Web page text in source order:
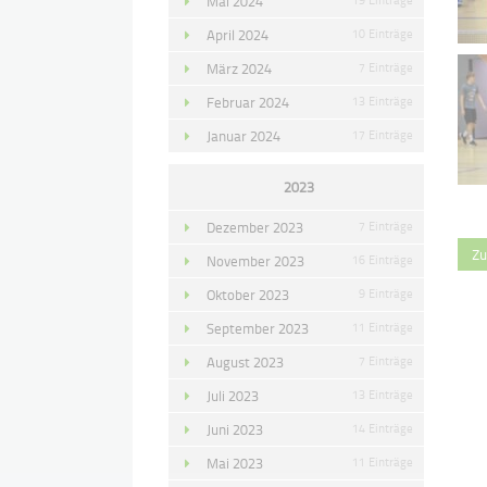
April 2024 10 Einträge
März 2024 7 Einträge
Februar 2024 13 Einträge
Januar 2024 17 Einträge
2023
Dezember 2023 7 Einträge
November 2023 16 Einträge
Oktober 2023 9 Einträge
September 2023 11 Einträge
August 2023 7 Einträge
Juli 2023 13 Einträge
Juni 2023 14 Einträge
Mai 2023 11 Einträge